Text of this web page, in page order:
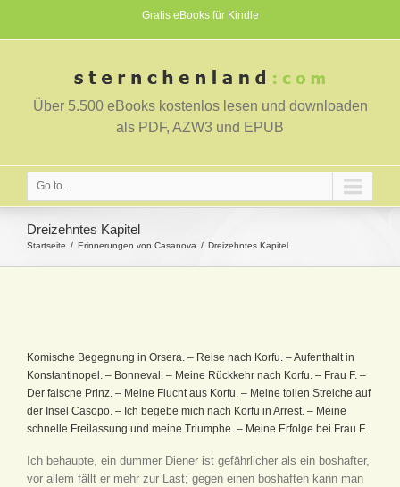
Gratis eBooks für Kindle
Über 5.500 eBooks kostenlos lesen und downloaden
als PDF, AZW3 und EPUB
Go to...
Dreizehntes Kapitel
Startseite Erinnerungen von Casanova Dreizehntes Kapitel
Komische Begegnung in Orsera. – Reise nach Korfu. – Aufenthalt in
Konstantinopel. – Bonneval. – Meine Rückkehr nach Korfu. – Frau F. –
Der falsche Prinz. – Meine Flucht aus Korfu. – Meine tollen Streiche auf
der Insel Casopo. – Ich begebe mich nach Korfu in Arrest. – Meine
schnelle Freilassung und meine Triumphe. – Meine Erfolge bei Frau F.
Ich behaupte, ein dummer Diener ist gefährlicher als ein boshafter,
vor allem fällt er mehr zur Last; gegen einen boshaften kann man